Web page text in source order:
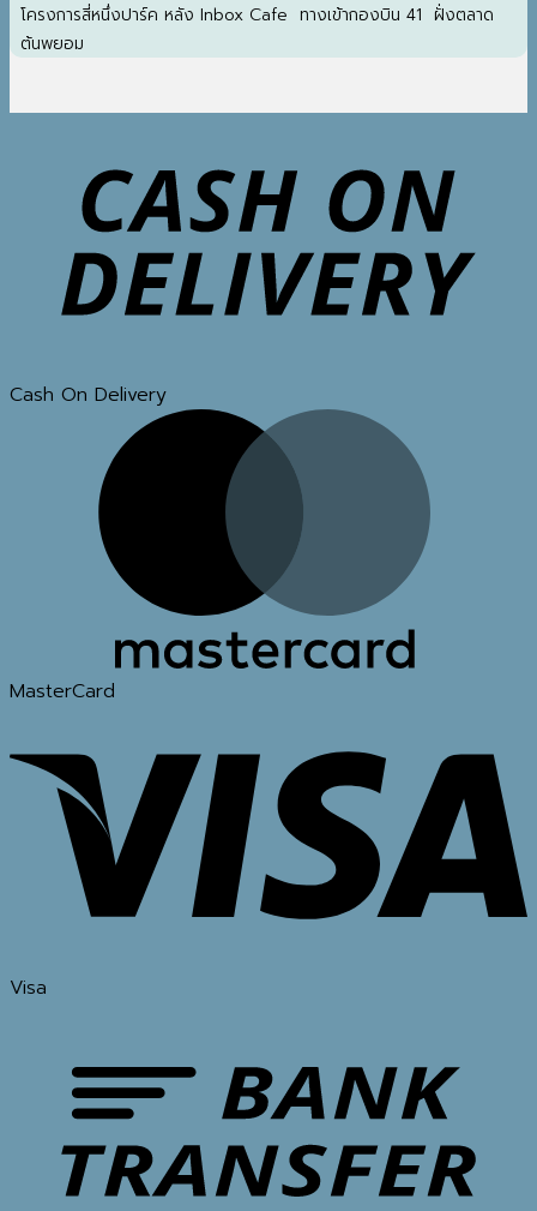
โครงการสี่หนึ่งปาร์ค หลัง Inbox Cafe ทางเข้ากองบิน 41 ฝั่งตลาด
ต้นพยอม
Cash On Delivery
MasterCard
Visa